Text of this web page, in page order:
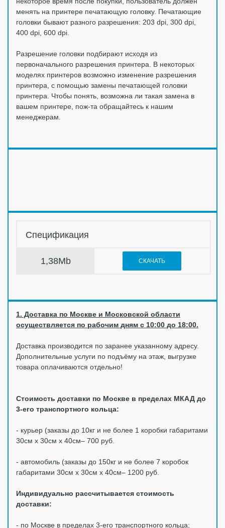
менять на принтере печатающую головку. Печатающие
головки бывают разного разрешения: 203 dpi, 300 dpi,
400 dpi, 600 dpi.
Разрешение головки подбирают исходя из
первоначального разрешения принтера. В некоторых
моделях принтеров возможно изменение разрешения
принтера, с помощью замены печатающей головки
принтера. Чтобы понять, возможна ли такая замена в
вашем принтере, пож-та обращайтесь к нашим
менеджерам.
Спецификация
1,38Mb СКАЧАТЬ
1. Доставка по Москве и Московской области
осуществляется по рабочим дням с 10:00 до 18:00.
Доставка производится по заранее указанному адресу.
Дополнительные услуги по подъёму на этаж, выгрузке
товара оплачиваются отдельно!
Стоимость доставки по Москве в пределах МКАД до
3-его транспортного кольца:
- курьер (заказы до 10кг и не более 1 коробки габаритами
30см х 30см х 40см– 700 руб.
- автомобиль (заказы до 150кг и не более 7 коробок
габаритами 30см х 30см х 40см– 1200 руб.
Индивидуально рассчитывается стоимость
доставки:
- по Москве в пределах 3-его транспортного кольца;